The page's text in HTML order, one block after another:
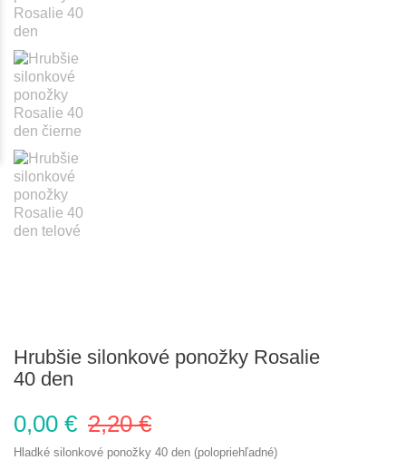
Hrubšie silonkové ponožky Rosalie
40 den
0,00 € 2,20 €
Hladké silonkové ponožky 40 den (polopriehľadné)